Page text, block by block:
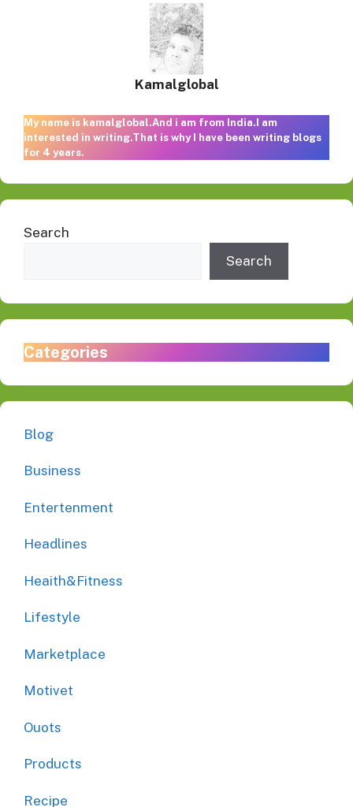
Kamalglobal
My name is kamalglobal.And i am from India.I am
interested in writing.That is why I have been writing blogs
for 4 years.
Search
Search
Categories
Blog
Business
Entertenment
Headlines
Heaith&Fitness
Lifestyle
Marketplace
Motivet
Ouots
Products
Recipe